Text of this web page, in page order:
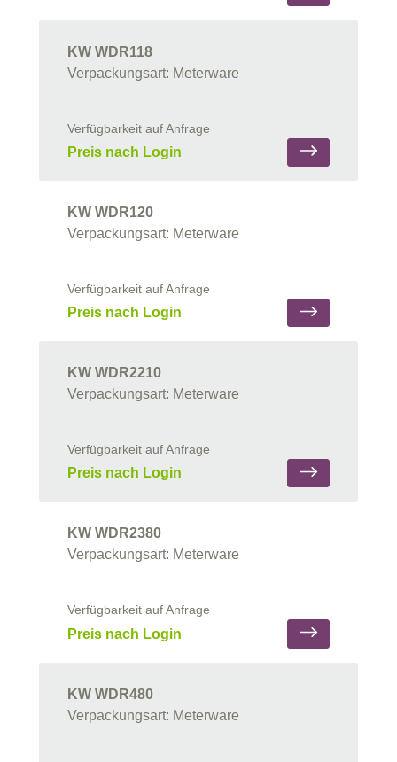
KW WDR118
Verpackungsart: Meterware
Verfügbarkeit auf Anfrage
Preis nach Login
KW WDR120
Verpackungsart: Meterware
Verfügbarkeit auf Anfrage
Preis nach Login
KW WDR2210
Verpackungsart: Meterware
Verfügbarkeit auf Anfrage
Preis nach Login
KW WDR2380
Verpackungsart: Meterware
Verfügbarkeit auf Anfrage
Preis nach Login
KW WDR480
Verpackungsart: Meterware